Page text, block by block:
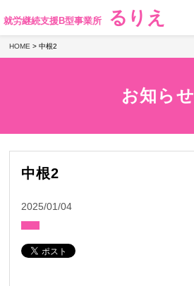
就労継続支援B型事業所 るりえ
HOME > 中根2
お知らせ
中根2
2025/01/04